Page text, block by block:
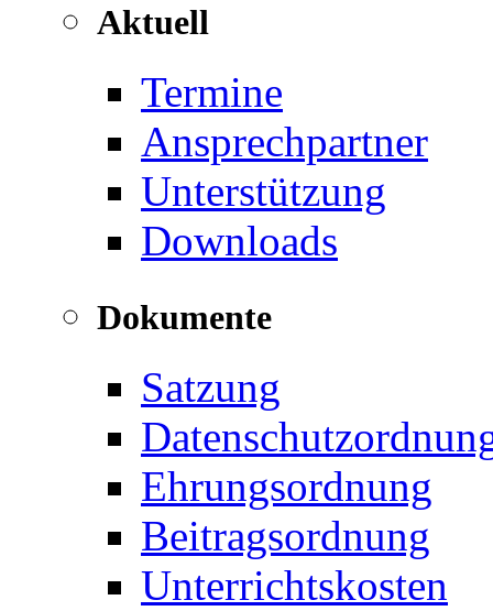
Aktuell
Termine
Ansprechpartner
Unterstützung
Downloads
Dokumente
Satzung
Ehrungsordnung
Beitragsordnung
Unterrichtskosten